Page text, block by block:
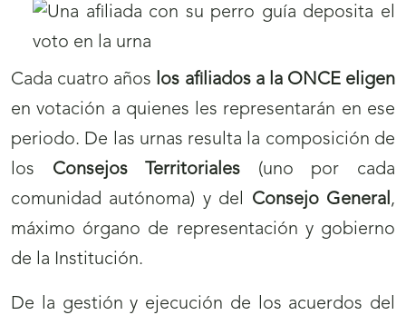
Cada cuatro años los afiliados a la ONCE eligen
en votación a quienes les representarán en ese
periodo. De las urnas resulta la composición de
los Consejos Territoriales (uno por cada
comunidad autónoma) y del Consejo General,
máximo órgano de representación y gobierno
de la Institución.
De la gestión y ejecución de los acuerdos del